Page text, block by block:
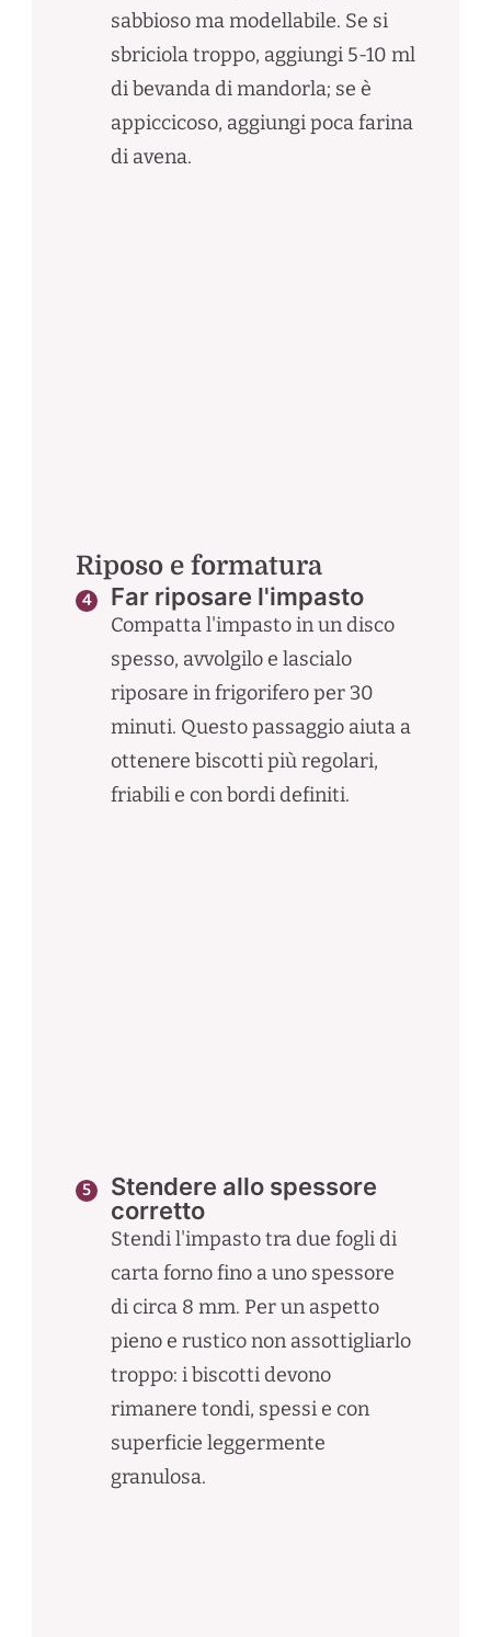
sabbioso ma modellabile. Se si
sbriciola troppo, aggiungi 5-10 ml
di bevanda di mandorla; se è
appiccicoso, aggiungi poca farina
di avena.
Riposo e formatura
Far riposare l'impasto
Compatta l'impasto in un disco
spesso, avvolgilo e lascialo
riposare in frigorifero per 30
minuti. Questo passaggio aiuta a
ottenere biscotti più regolari,
friabili e con bordi definiti.
Stendere allo spessore
corretto
Stendi l'impasto tra due fogli di
carta forno fino a uno spessore
di circa 8 mm. Per un aspetto
pieno e rustico non assottigliarlo
troppo: i biscotti devono
rimanere tondi, spessi e con
superficie leggermente
granulosa.